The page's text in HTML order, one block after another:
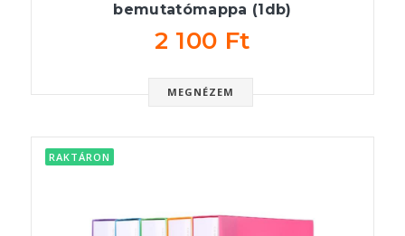
bemutatómappa (1db)
2 100 Ft
MEGNÉZEM
RAKTÁRON